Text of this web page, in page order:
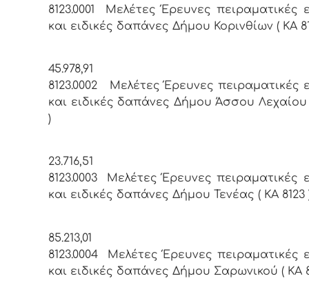
8123.0001 Μελέτες Έρευνες πειραματικές
και ειδικές δαπάνες Δήμου Κορινθίων ( ΚΑ
45.978,91
8123.0002 Μελέτες Έρευνες πειραματικές
και ειδικές δαπάνες Δήμου Άσσου Λεχαίου
)
23.716,51
8123.0003 Μελέτες Έρευνες πειραματικές
και ειδικές δαπάνες Δήμου Τενέας ( ΚΑ 8123
85.213,01
8123.0004 Μελέτες Έρευνες πειραματικές
και ειδικές δαπάνες Δήμου Σαρωνικού (